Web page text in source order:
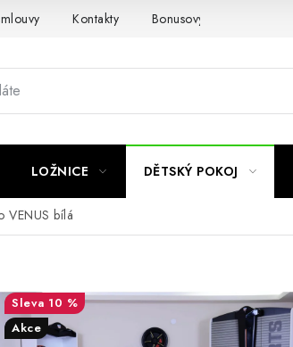
Kontakty Bonusový program NBM+
LOŽNICE DĚTSKÝ POKOJ
VENUS bílá
10 %
Akce